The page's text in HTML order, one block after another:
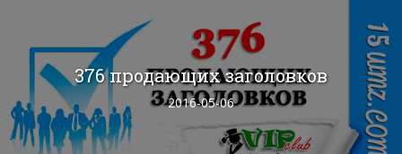
376 продающих заголовков
2016-05-06